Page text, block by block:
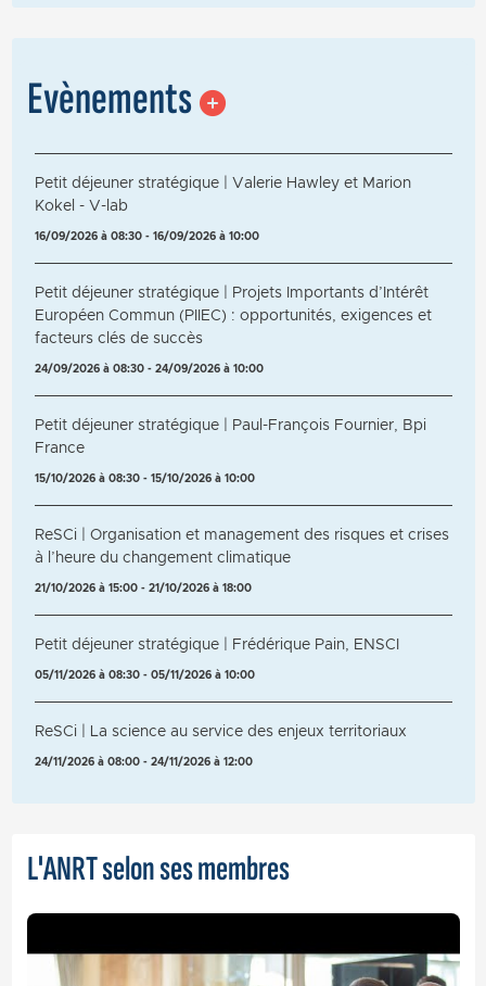
Evènements
Petit déjeuner stratégique | Valerie Hawley et Marion
Kokel - V-lab
16/09/2026 à 08:30 - 16/09/2026 à 10:00
Petit déjeuner stratégique | Projets Importants d’Intérêt
Européen Commun (PIIEC) : opportunités, exigences et
facteurs clés de succès
24/09/2026 à 08:30 - 24/09/2026 à 10:00
Petit déjeuner stratégique | Paul-François Fournier, Bpi
France
15/10/2026 à 08:30 - 15/10/2026 à 10:00
ReSCi | Organisation et management des risques et crises
à l’heure du changement climatique
21/10/2026 à 15:00 - 21/10/2026 à 18:00
Petit déjeuner stratégique | Frédérique Pain, ENSCI
05/11/2026 à 08:30 - 05/11/2026 à 10:00
ReSCi | La science au service des enjeux territoriaux
24/11/2026 à 08:00 - 24/11/2026 à 12:00
L'ANRT selon ses membres